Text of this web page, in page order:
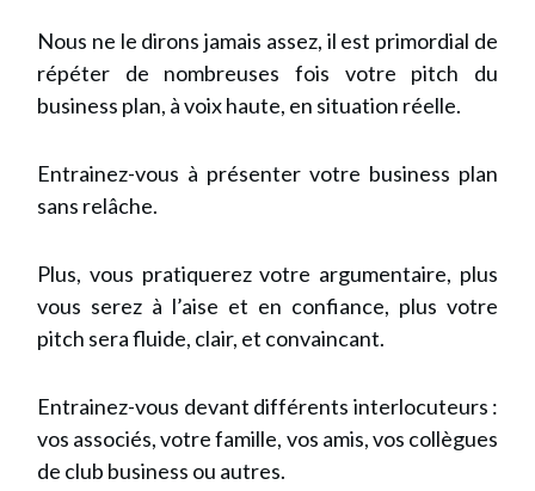
Nous ne le dirons jamais assez, il est primordial de
répéter de nombreuses fois votre pitch du
business plan, à voix haute, en situation réelle.
Entrainez-vous à présenter votre business plan
sans relâche.
Plus, vous pratiquerez votre argumentaire, plus
vous serez à l’aise et en confiance, plus votre
pitch sera fluide, clair, et convaincant.
Entrainez-vous devant différents interlocuteurs :
vos associés, votre famille, vos amis, vos collègues
de club business ou autres.